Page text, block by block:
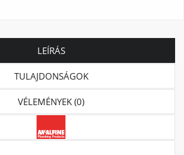
LEÍRÁS
TULAJDONSÁGOK
VÉLEMÉNYEK (0)